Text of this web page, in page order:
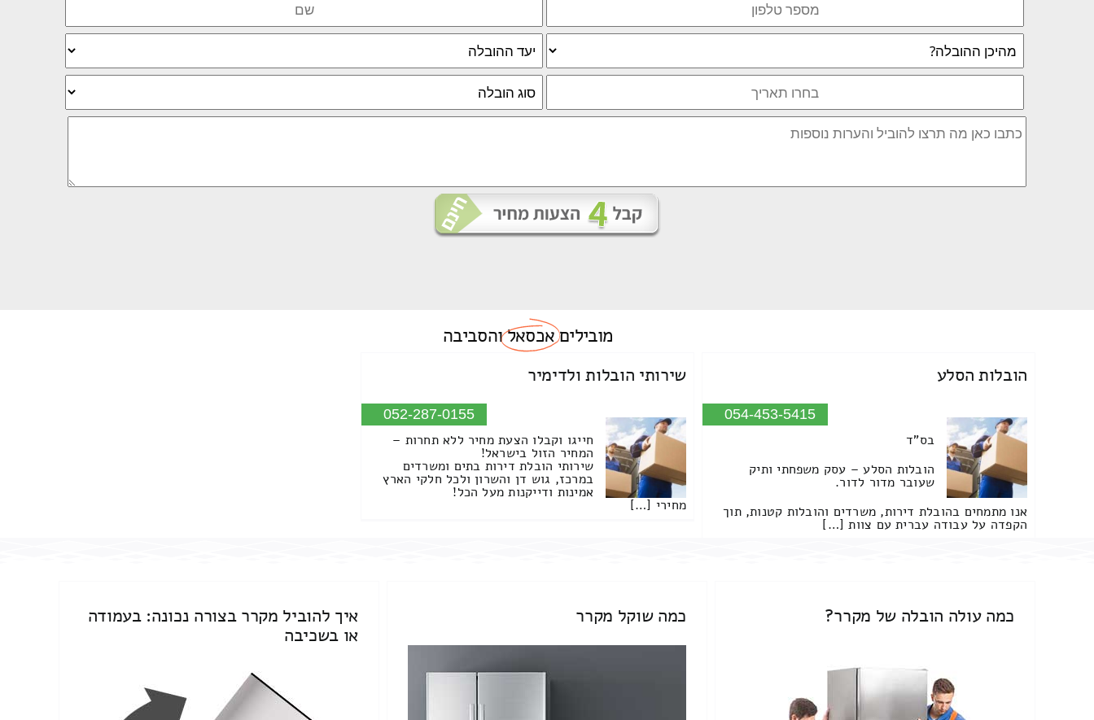
מוביליםאכסאלוהסביבה
הובלות הסלע
054-453-5415
בס"ד
הובלות הסלע – עסק משפחתי ותיק
שעובר מדור לדור.
אנו מתמחים בהובלת דירות, משרדים והובלות קטנות, תוך
הקפדה על עבודה עברית עם צוות […]
שירותי הובלות ולדימיר
052-287-0155
חייגו וקבלו הצעת מחיר ללא תחרות –
המחיר הזול בישראל!
שירותי הובלת דירות בתים ומשרדים
במרכז, גוש דן והשרון ולכל חלקי הארץ
אמינות ודייקנות מעל הכל!
מחירי […]
כמה עולה הובלה של מקרר? כמה שוקל מקרר
איך להוביל מקרר בצורה נכונה: בעמודה
או בשכיבה